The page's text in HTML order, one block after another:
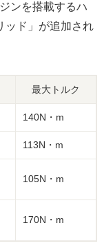
ンを搭載するハ
ッド」が追加され
最大トルク
140N・m
113N・m
105N・m
170N・m